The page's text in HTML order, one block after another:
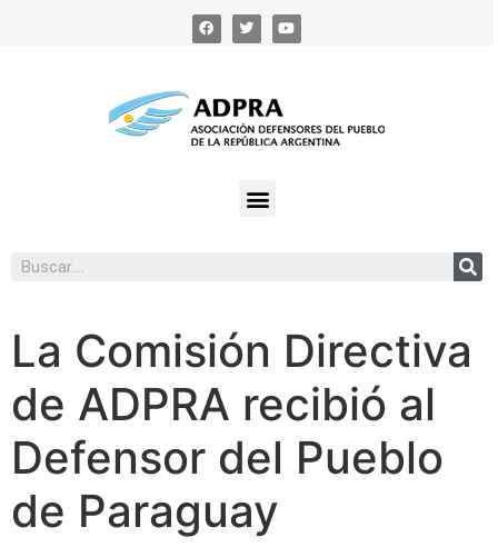
La Comisión Directiva
de ADPRA recibió al
Defensor del Pueblo
de Paraguay